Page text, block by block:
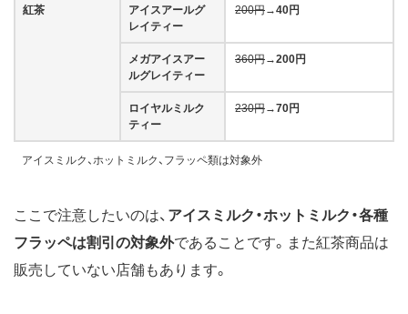
紅茶
アイスアールグ
レイティー
200円→40円
メガアイスアー
ルグレイティー
360円→200円
ロイヤルミルク
ティー
230円→70円
アイスミルク、ホットミルク、フラッペ類は対象外
ここで注意したいのは、 アイスミルク・ホットミルク・各種
フラッペは割引の対象外であることです。また紅茶商品は
販売していない店舗もあります。